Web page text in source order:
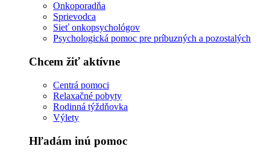
Onkoporadňa
Sprievodca
Sieť onkopsychológov
Psychologická pomoc pre príbuzných a pozostalých
Chcem žiť aktívne
Centrá pomoci
Relaxačné pobyty
Rodinná týždňovka
Výlety
Hľadám inú pomoc